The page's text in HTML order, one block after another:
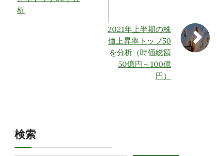
析
2021年上半期の株
価上昇率トップ50
を分析（時価総額
50億円～100億
円）
検索